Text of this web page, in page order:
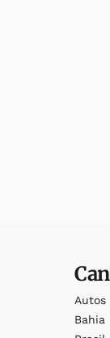
Autos
Bahia